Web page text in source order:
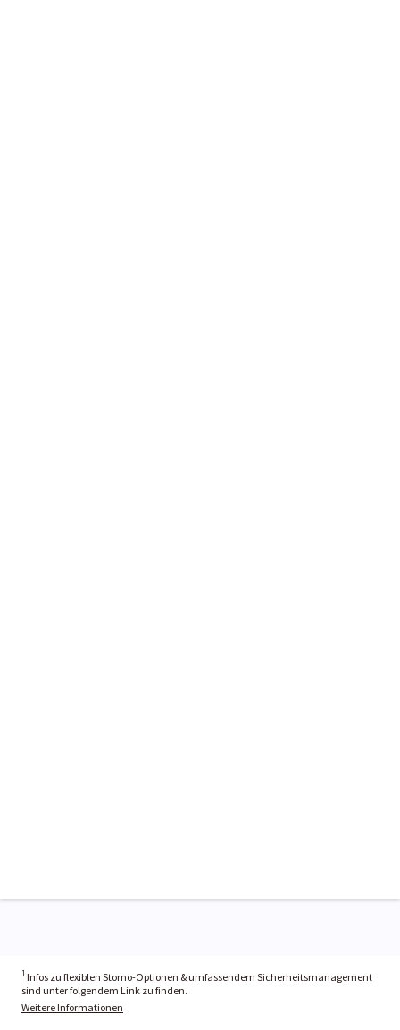
1 Infos zu flexiblen Storno-Optionen & umfassendem Sicherheitsmanagement
sind unter folgendem Link zu finden.
Weitere Informationen